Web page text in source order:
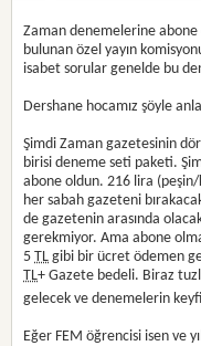
Zaman denemelerine abone
bulunan özel yayın
isabet sorular genelde bu
Dershane hocamız şöyle
Şimdi Zaman gazetesinin
birisi deneme seti paketi.
abone oldun. 216 lira (peşin/
her sabah gazeteni
de gazetenin arasında
gerekmiyor. Ama abone
5TL gibi bir ücret ödemen
TL+ Gazete bedeli. Biraz
gelecek ve denemelerin
Eğer FEM öğrencisi isen ve